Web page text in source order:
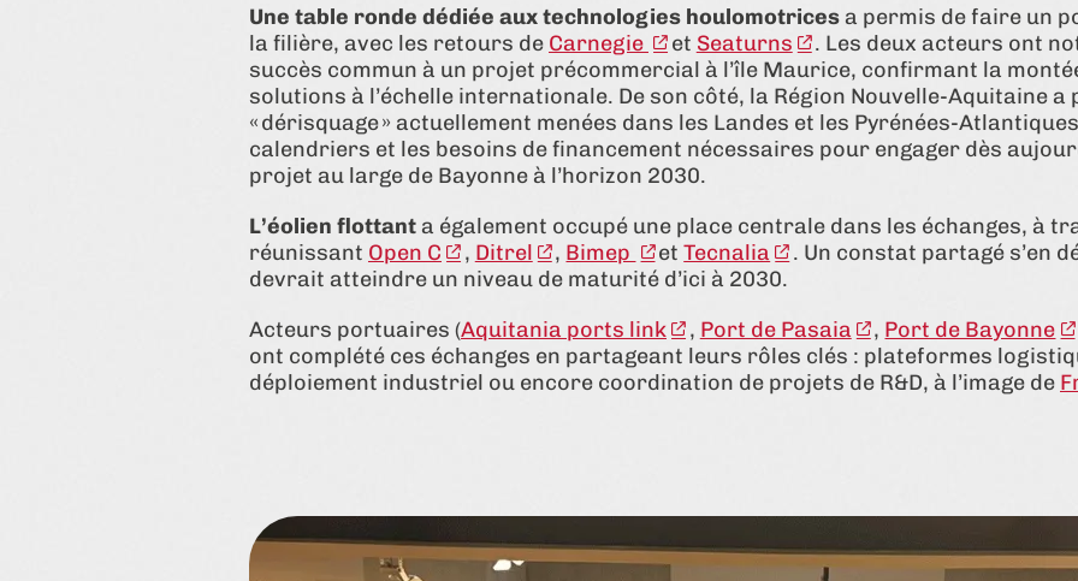
Une table ronde dédiée aux technologies houlomotricesa permis de faire un
la filière, avec les retours de Carnegie et Seaturns
. Les deux acteurs ont
succès commun à un projet précommercial à l’île Maurice, confirmant la
solutions à l’échelle internationale. De son côté, la Région Nouvelle-Aquitaine a
« dérisquage » actuellement menées dans les Landes et les Pyrénées-
calendriers et les besoins de financement nécessaires pour engager dès
projet au large de Bayonne à l’horizon 2030.
L’éolien flottanta également occupé une place centrale dans les échanges, à
réunissant Open C , Ditrel , Bimep etTecnalia
. Un constat partagé s’en
devrait atteindre un niveau de maturité d’ici à 2030.
Acteurs portuaires (Aquitania ports link , Port de Pasaia , Port de Bayonne
ont complété ces échanges en partageant leurs rôles clés : plateformes
déploiement industriel ou encore coordination de projets de R&D, à l’image de